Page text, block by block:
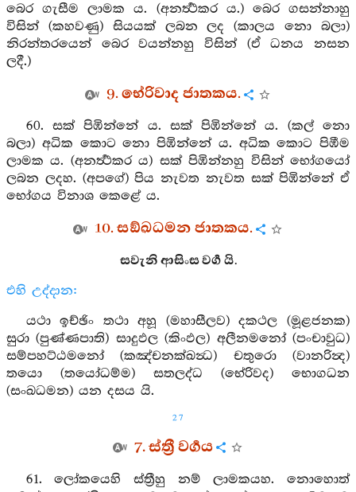
බෙර ගැසීම ලාමක ය. (අනර්‍ත්‍ථකර ය.) බෙර ගසන්නාහු
විසින් (කහවණු) සියයක් ලබන ලද (කාලය නො බලා)
නිරන්තරයෙන් බෙර වයන්නහු විසින් (ඒ ධනය නසන
ලදී.)
9. භේරිවාද ජාතකය.
60. සක් පිඹින්නේ ය. සක් පිඹින්නේ ය. (කල් නො
බලා) අධික කොට නො පිඹින්නේ ය. අධික කොට පිඹීම
ලාමක ය. (අනර්‍ත්‍ථකර ය) සක් පිඹින්නහු විසින් භෝගයෝ
ලබන ලදහ. (අපගේ) පිය නැවත නැවත සක් පිඹින්නේ ඒ
භෝගය විනාශ කෙළේ ය.
10. සඞ්ඛධමන ජාතකය.
සවැනි ආසිංස වර්‍ග යි.
එහි උද්දාන:
යථා ඉච්ඡිං තථා අහූ (මහාසීලව) දකථල (මූළජනක)
සුරා (පුණ්ණපාති) සාදුඵල (කිංඵල) අලීනමනෝ (පංචාවුධ)
සම්පහට්ඨමනෝ (කඤ්චනක්ඛන්‍ධ) චතුරො (වානරින්‍ද)
තයො (තයෝධම්ම) සතලද්ධ (භේරිවද) භොගධන
(සංඛධමන) යන දසය යි.
27
7. ස්ත්‍රී වර්‍ගය
61. ලෝකයෙහි ස්ත්‍රීහු නම් ලාමකයහ. නොහොත්